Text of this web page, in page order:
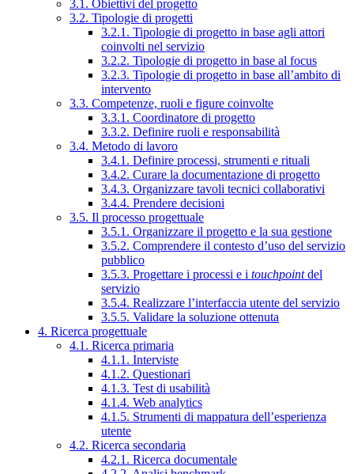
3.1. Obiettivi del progetto
3.2. Tipologie di progetti
3.2.1. Tipologie di progetto in base agli attori
coinvolti nel servizio
3.2.2. Tipologie di progetto in base al focus
3.2.3. Tipologie di progetto in base all’ambito di
intervento
3.3. Competenze, ruoli e figure coinvolte
3.3.1. Coordinatore di progetto
3.3.2. Definire ruoli e responsabilità
3.4. Metodo di lavoro
3.4.1. Definire processi, strumenti e rituali
3.4.2. Curare la documentazione di progetto
3.4.3. Organizzare tavoli tecnici collaborativi
3.4.4. Prendere decisioni
3.5. Il processo progettuale
3.5.1. Organizzare il progetto e la sua gestione
3.5.2. Comprendere il contesto d’uso del servizio
pubblico
3.5.3. Progettare i processi e i touchpointdel
servizio
3.5.4. Realizzare l’interfaccia utente del servizio
3.5.5. Validare la soluzione ottenuta
4. Ricerca progettuale
4.1. Ricerca primaria
4.1.1. Interviste
4.1.2. Questionari
4.1.3. Test di usabilità
4.1.4. Web analytics
4.1.5. Strumenti di mappatura dell’esperienza
utente
4.2. Ricerca secondaria
4.2.1. Ricerca documentale